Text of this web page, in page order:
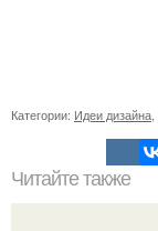
Категории: Идеи дизайна
Читайте также